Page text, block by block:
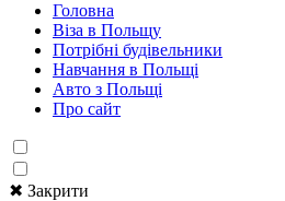
Головна
Віза в Польщу
Потрібні будівельники
Навчання в Польщі
Авто з Польщі
Про сайт
✖ Закрити